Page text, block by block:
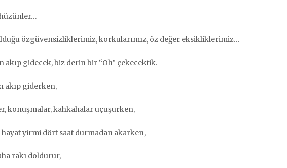
özgüvensizliklerimiz, korkularımız, öz değer eksikliklerimiz…
akıp gidecek, biz derin bir “Oh” çekecektik.
akıp giderken,
konuşmalar, kahkahalar uçuşurken,
yirmi dört saat durmadan akarken,
rakı doldurur,